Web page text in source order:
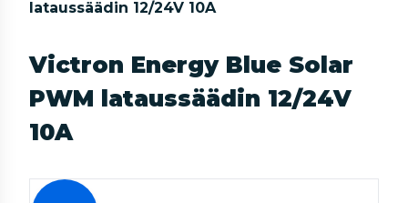
lataussäädin 12/24V 10A
Victron Energy Blue Solar
PWM lataussäädin 12/24V
10A